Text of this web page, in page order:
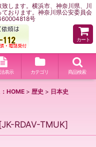
します。横浜市、神奈川県、川
おります。神奈川県公安委員会
号
カート
表示 カテゴリ 商品検索
HOME > 歴史 > 日本史
[JK-RDAV-TMUK]